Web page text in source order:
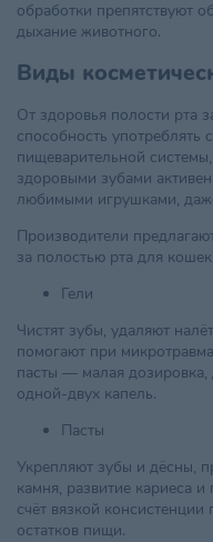
обработки препятствуют
дыхание животного.
Виды
От здоровья полости рта
способность употреблять
пищеварительной
здоровыми зубами
любимыми игрушками,
Производители
за полостью рта для
Гели
Чистят зубы, удаляют
помогают при
пасты — малая дозировка,
одной-двух капель.
Пасты
Укрепляют зубы и дёсны,
камня, развитие кариеса и
счёт вязкой
остатков пищи.